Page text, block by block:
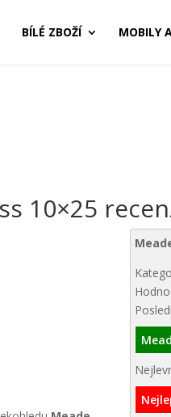
BÍLÉ ZBOŽÍ MOBILY
10×25